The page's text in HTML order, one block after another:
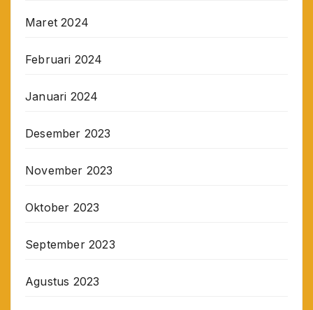
Maret 2024
Februari 2024
Januari 2024
Desember 2023
November 2023
Oktober 2023
September 2023
Agustus 2023